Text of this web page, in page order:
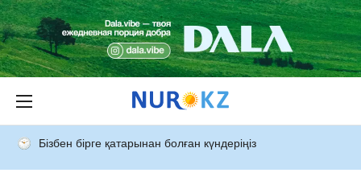
Бізбен бірге қатарынан болған күндеріңіз